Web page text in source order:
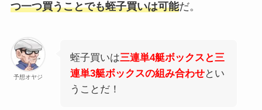
つ一つ買うことでも蛭子買いは可能だ。
予想オヤジ
蛭子買いは三連単4艇ボックスと三
連単3艇ボックスの組み合わせとい
うことだ！